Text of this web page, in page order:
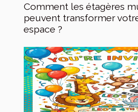
Comment les étagères
peuvent transformer
espace ?